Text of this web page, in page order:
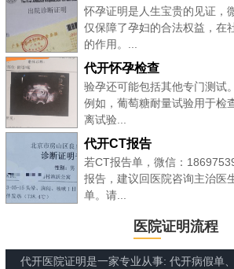
怀孕证明是人生宝贵的见证，
仅保障了孕妇的合法权益，在
的作用。...
代开怀孕检查
验孕还可能包括其他专门测试
例如，葡萄糖耐量试验用于检
离试验...
代开CT报告
若CT报告单，微信：
报告，建议回医院咨询主治医
单。请...
医院证明流程
代开医院证明是一家专业从事: 代开病假单、